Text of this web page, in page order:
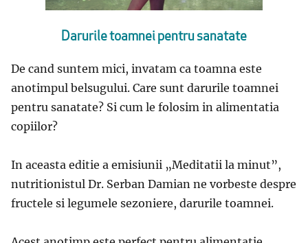
Darurile toamnei pentru sanatate
De cand suntem mici, invatam ca toamna este
anotimpul belsugului. Care sunt darurile toamnei
pentru sanatate? Si cum le folosim in alimentatia
copiilor?
In aceasta editie a emisiunii „Meditatii la minut”,
nutritionistul Dr. Serban Damian ne vorbeste despre
fructele si legumele sezoniere, darurile toamnei.